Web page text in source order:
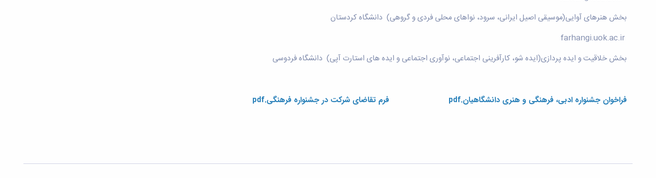
بخش هنرهای آوایی(موسیقی اصیل ایرانی، سرود، نواهای محلی فردی و گروهی) دانشگاه کردستان
بخش خلاقیت و ایده پردازی(ایده شو، کارآفرینی اجتماعی، نوآوری اجتماعی و ایده های استارت آپی) دانشگاه فردوسی
فراخوان جشنواره ادبی، فرهنگی و هنری دانشگاهیان.pdf فرم تقاضای شرکت در جشنواره فرهنگی.pdf